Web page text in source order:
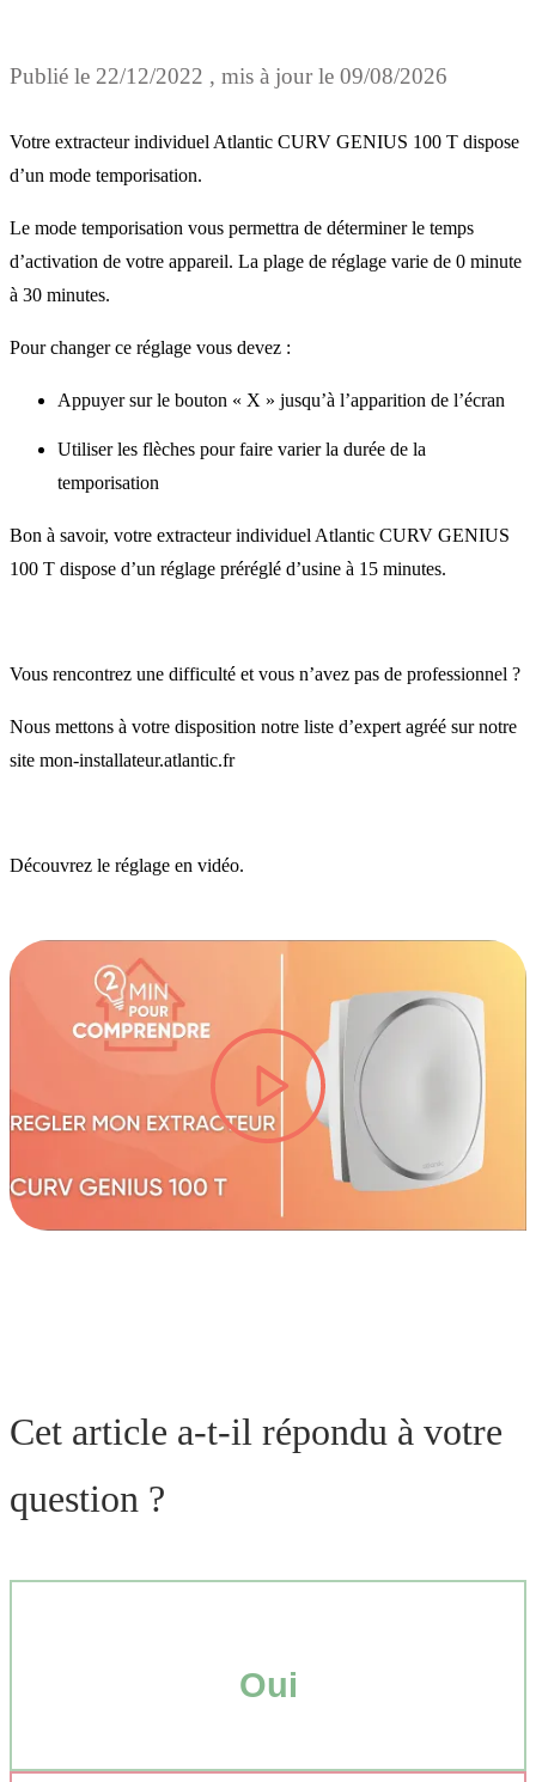
Publié le 22/12/2022 , mis à jour le 09/08/2026
Votre extracteur individuel Atlantic CURV GENIUS 100 T dispose
d’un mode temporisation.
Le mode temporisation vous permettra de déterminer le temps
d’activation de votre appareil. La plage de réglage varie de 0 minute
à 30 minutes.
Pour changer ce réglage vous devez :
Appuyer sur le bouton « X » jusqu’à l’apparition de l’écran
Utiliser les flèches pour faire varier la durée de la
temporisation
Bon à savoir, votre extracteur individuel Atlantic CURV GENIUS
100 T dispose d’un réglage préréglé d’usine à 15 minutes.
Vous rencontrez une difficulté et vous n’avez pas de professionnel ?
Nous mettons à votre disposition notre liste d’expert agréé sur notre
site mon-installateur.atlantic.fr
Découvrez le réglage en vidéo.
lire la vidéo
Cet article a-t-il répondu à votre
question ?
Oui